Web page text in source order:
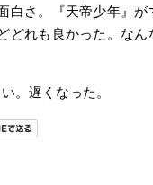
白さ。『天帝少年』
どれも良かった。な
。遅くなった。